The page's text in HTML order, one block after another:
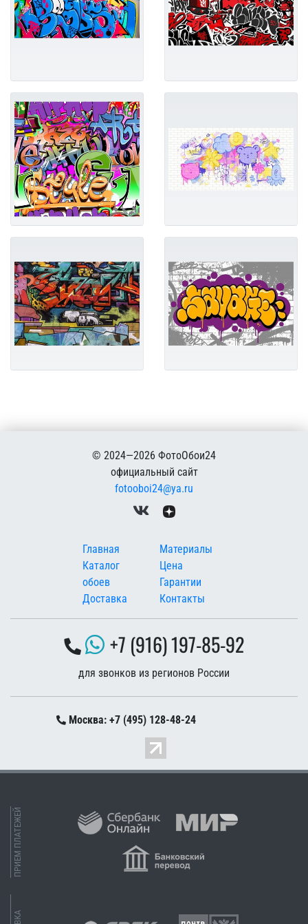
© 2024—2026 ФотоОбои24
официальный сайт
fotooboi24@ya.ru
Меню в подвале
Главная
Каталог
обоев
Доставка
Материалы
Цена
Гарантии
Контакты
+7 (916) 197-85-92
для звонков из регионов России
Москва: +7 (495) 128-48-24
ПРИЕМ ПЛАТЕЖЕЙ